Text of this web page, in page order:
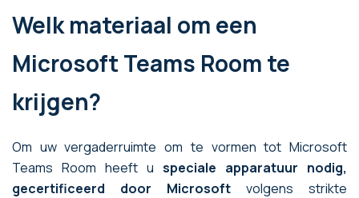
Welk materiaal om een
Microsoft Teams Room te
krijgen?
Om uw vergaderruimte om te vormen tot Microsoft
Teams Room heeft u speciale apparatuur nodig,
gecertificeerd door Microsoft volgens strikte